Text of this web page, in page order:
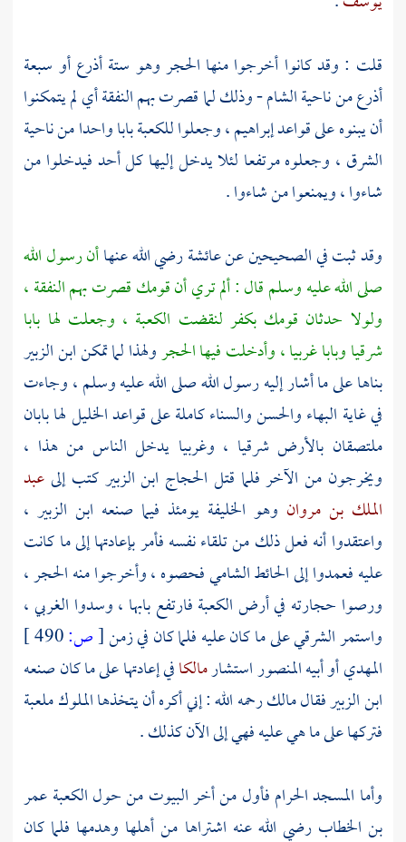
قلت : وقد كانوا أخرجوا منها الحجر وهو ستة أذرع أو سبعة
أذرع من ناحيةالشام- وذلك لما قصرت بهم النفقة أي لم يتمكنوا
أن يبنوه على قواعدإبراهيم ،وجعلواللكعبةبابا واحدا من ناحية
الشرق ، وجعلوه مرتفعا لئلا يدخل إليها كل أحد فيدخلوا من
شاءوا ، ويمنعوا من شاءوا .
وقد ثبت في الصحيحين عنعائشةرضي الله عنهاأن رسول الله
صلى الله عليه وسلم قال : ألم تري أن قومك قصرت بهم النفقة ،
ولولا حدثان قومك بكفر لنقضت الكعبة ، وجعلت لها بابا
شرقيا وبابا غربيا ، وأدخلت فيها الحجرولهذا لما تمكنابن الزبير
بناها على ما أشار إليه رسول الله صلى الله عليه وسلم ، وجاءت
في غاية البهاء والحسن والسناء كاملة على قواعدالخليللها بابان
ملتصقان بالأرض شرقيا ، وغربيا يدخل الناس من هذا ،
ويخرجون من الآخر فلما قتل الحجاج ابن الزبيركتب إلىعبد
الملك بن مروان وهو الخليفة يومئذ فيما صنعه ابن الزبير ،
واعتقدوا أنه فعل ذلك من تلقاء نفسه فأمر بإعادتها إلى ما كانت
عليه فعمدوا إلى الحائط الشامي فحصوه ، وأخرجوا منه الحجر ،
ورصوا حجارته في أرضالكعبةفارتفع بابها ، وسدوا الغربي ،
واستمر الشرقي على ما كان عليه فلما كان في زمن[ص:
المهديأو أبيهالمنصوراستشارمالكافي إعادتها على ما كان صنعه
ابن الزبيرفقالمالكرحمه الله : إني أكره أن يتخذها الملوك ملعبة
فتركها على ما هي عليه فهي إلى الآن كذلك .
وأما المسجد الحرامفأول من أخر البيوت من حولالكعبةعمر
بن الخطابرضي الله عنه اشتراها من أهلها وهدمها فلما كان